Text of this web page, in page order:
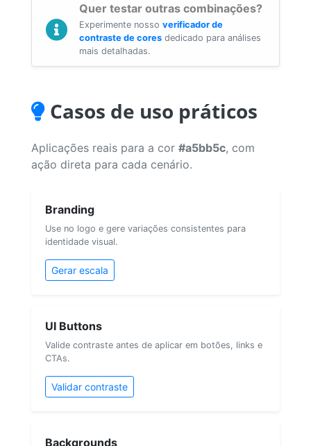
Quer testar outras combinações?
Experimente nosso verificador de
contraste de cores dedicado para análises
mais detalhadas.
Casos de uso práticos
Aplicações reais para a cor #a5bb5c, com
ação direta para cada cenário.
Branding
Use no logo e gere variações consistentes para
identidade visual.
Gerar escala
UI Buttons
Valide contraste antes de aplicar em botões, links e
CTAs.
Validar contraste
Backgrounds